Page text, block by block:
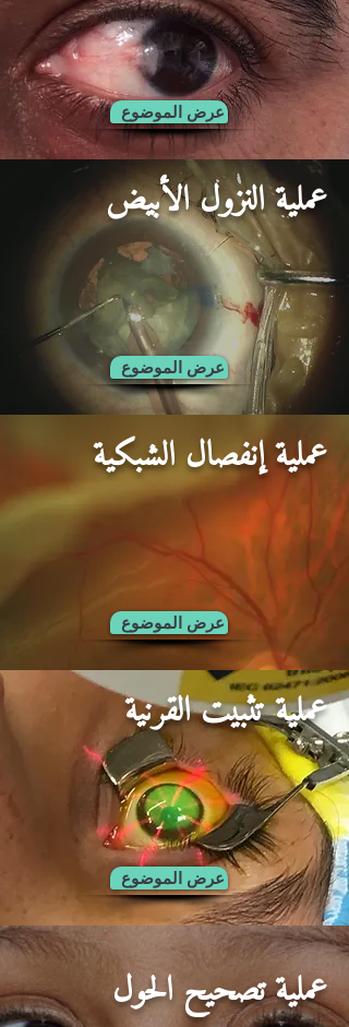
عرض الموضوع
عملية النزول الأبيض
عرض الموضوع
عملية إنفصال الشبكية
عرض الموضوع
عملية تثبيت القرنية
عرض الموضوع
عملية تصحيح الحول